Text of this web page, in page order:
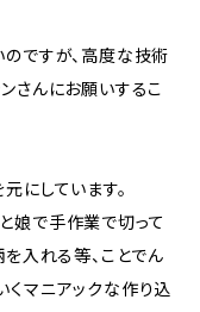
ですが、高度な技術
さんにお願いするこ
にしています。
娘で手作業で切って
入れる等、ことでん
マニアックな作り込